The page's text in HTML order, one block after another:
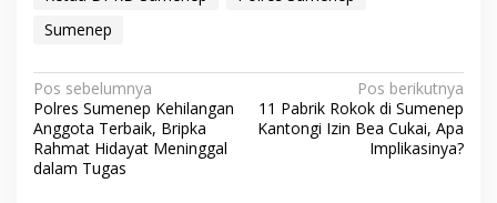
Sumenep
N
a
v
i
Pos sebelumnya
Polres Sumenep Kehilangan
Anggota Terbaik, Bripka
Rahmat Hidayat Meninggal
dalam Tugas
Pos berikutnya
11 Pabrik Rokok di Sumenep
Kantongi Izin Bea Cukai, Apa
Implikasinya?